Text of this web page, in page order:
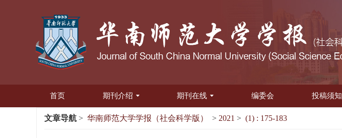
首页 期刊介绍 期刊在线 编委会 投稿须知
文章导航 > 华南师范大学学报（社会科学版） > 2021 > (1) : 175-183